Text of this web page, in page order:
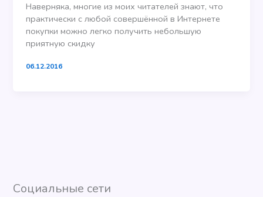
Наверняка, многие из моих читателей знают, что
практически с любой совершённой в Интернете
покупки можно легко получить небольшую
приятную скидку
06.12.2016
Социальные сети